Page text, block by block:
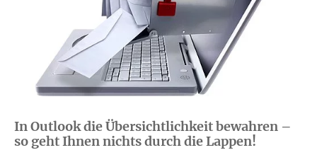
In Outlook die Übersichtlichkeit bewahren –
so geht Ihnen nichts durch die Lappen!